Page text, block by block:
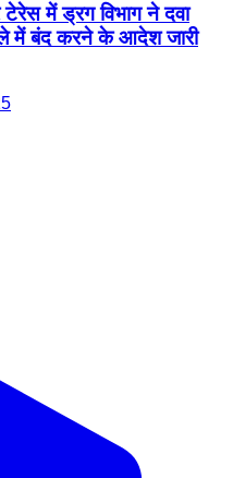
टेरेस में ड्रग विभाग ने दवा
में बंद करने के आदेश जारी